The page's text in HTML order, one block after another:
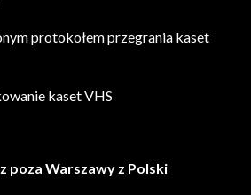
protokołem przegrania kaset
kaset VHS
poza Warszawy z Polski